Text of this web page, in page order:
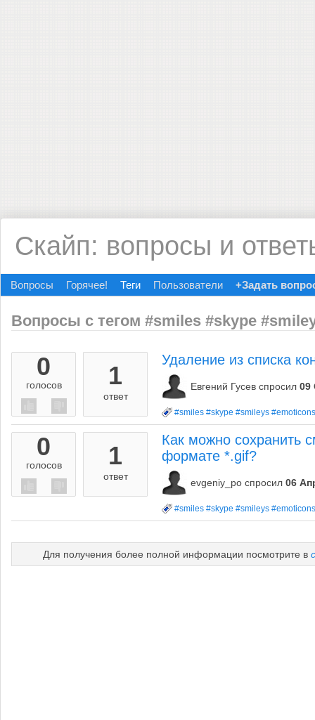
Скайп: вопросы и
Вопросы Горячее! Теги Пользователи +Задать
Вопросы с тегом #smiles #skype
0
голосов 1
ответ
Удаление из списка
Евгений Гусев спросил 09
#smiles #skype #smileys #emoticons
0
голосов 1
ответ
Как можно сохранить
формате *.gif?
evgeniy_po спросил 06
#smiles #skype #smileys #emoticons
Для получения более полной информации посмотрите в